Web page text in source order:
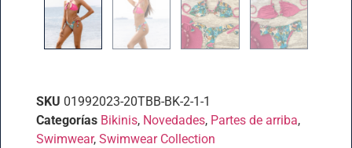
SKU 01992023-20TBB-BK-2-1-1
Categorías Bikinis, Novedades, Partes de arriba,
Swimwear, Swimwear Collection